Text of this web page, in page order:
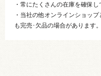
・常にたくさんの在庫を確保
・当社の他オンラインショッ
も完売･欠品の場合があります